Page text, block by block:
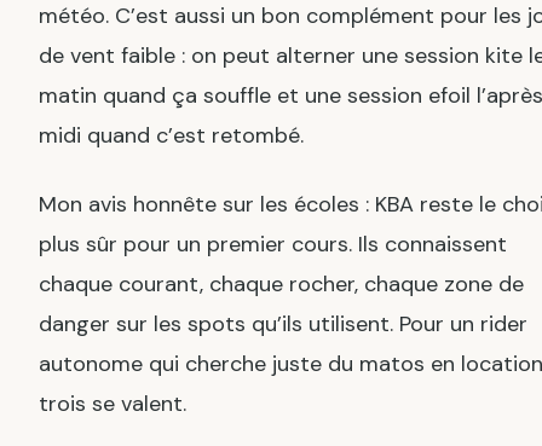
météo. C’est aussi un bon complément pour les
de vent faible : on peut alterner une session kite
matin quand ça souffle et une session efoil
midi quand c’est retombé.
Mon avis honnête sur les écoles : KBA reste le
plus sûr pour un premier cours. Ils connaissent
chaque courant, chaque rocher, chaque zone de
danger sur les spots qu’ils utilisent. Pour un rider
autonome qui cherche juste du matos en
trois se valent.